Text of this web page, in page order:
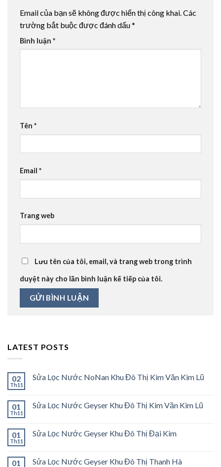
Email của bạn sẽ không được hiển thị công khai. Các
trường bắt buộc được đánh dấu*
Bình luận *
Tên *
Email *
Trang web
Lưu tên của tôi, email, và trang web trong trình
duyệt này cho lần bình luận kế tiếp của tôi.
LATEST POSTS
02
Th11
Sửa Lọc Nước NoNan Khu Đô Thị Kim Văn Kim Lũ
01
Th11
Sửa Lọc Nước Geyser Khu Đô Thị Kim Văn Kim Lũ
01
Th11
Sửa Lọc Nước Geyser Khu Đô Thị Đại Kim
01 Sửa Lọc Nước Geyser Khu Đô Thị Thanh Hà